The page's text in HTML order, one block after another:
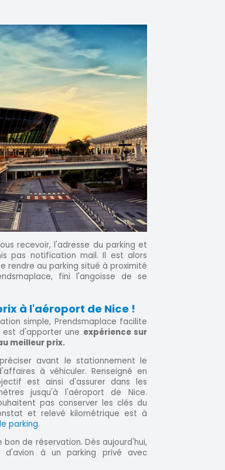
recevoir, l'adresse du parking et
pas notification mail. Il est alors
rendre au parking situé à proximité
fini l'angoisse de se
à l'aéroport de Nice !
simple, Prendsmaplace facilite
d'apporter une expérience sur
meilleur prix.
avant le stationnement le
à véhiculer. Renseigné en
est ainsi d'assurer dans les
jusqu'à l'aéroport de Nice.
pas conserver les clés du
et relevé kilométrique est à
parking.
de réservation. Dès aujourd'hui,
à un parking privé avec